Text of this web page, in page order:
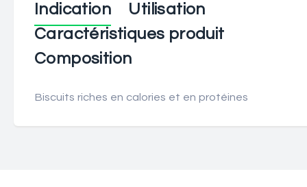
Indication
Utilisation
Caractéristiques produit
Composition
Biscuits riches en calories et en protéines